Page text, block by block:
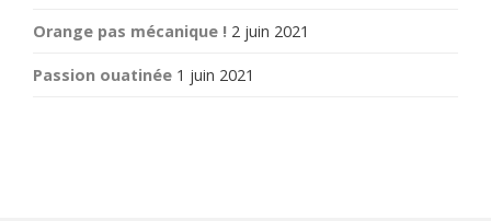
Orange pas mécanique ! 2 juin 2021
Passion ouatinée 1 juin 2021